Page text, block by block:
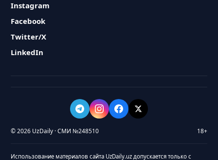
Instagram
Facebook
Twitter/X
LinkedIn
© 2026 UzDaily · СМИ №248510 18+
Использование материалов сайта UzDaily.uz допускается только с